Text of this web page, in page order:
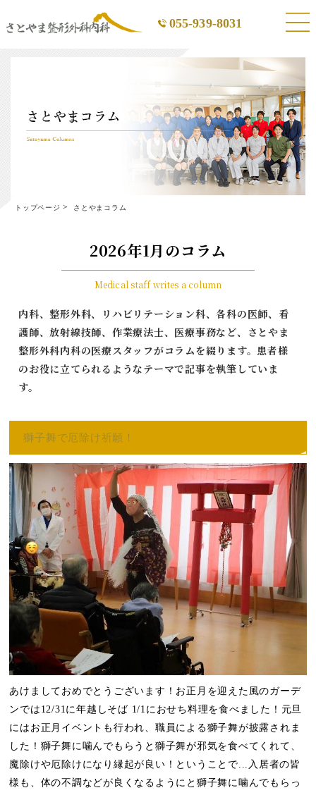
055-939-8031
トップページ さとやまコラム
2026年1月のコラム
Medical staff writes a column
内科、整形外科、リハビリテーション科、各科の医師、看
護師、放射線技師、作業療法士、医療事務など、さとやま
整形外科内科の医療スタッフがコラムを綴ります。患者様
のお役に立てられるようなテーマで記事を執筆していま
す。
獅子舞で厄除け祈願！
あけましておめでとうございます！お正月を迎えた風のガーデ
ンでは12/31に年越しそば 1/1におせち料理を食べました！元旦
にはお正月イベントも行われ、職員による獅子舞が披露されま
した！獅子舞に噛んでもらうと獅子舞が邪気を食べてくれて、
魔除けや厄除けになり縁起が良い！ということで...入居者の皆
様も、体の不調などが良くなるようにと獅子舞に噛んでもらっ